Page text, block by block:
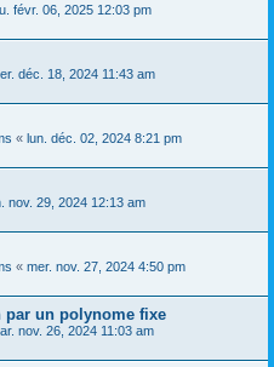
févr. 06, 2025 12:03 pm
déc. 18, 2024 11:43 am
« lun. déc. 02, 2024 8:21 pm
nov. 29, 2024 12:13 am
« mer. nov. 27, 2024 4:50 pm
un polynome fixe
nov. 26, 2024 11:03 am